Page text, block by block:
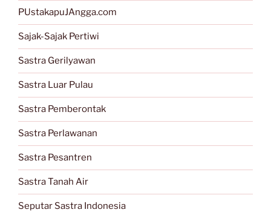
PUstakapuJAngga.com
Sajak-Sajak Pertiwi
Sastra Gerilyawan
Sastra Luar Pulau
Sastra Pemberontak
Sastra Perlawanan
Sastra Pesantren
Sastra Tanah Air
Seputar Sastra Indonesia